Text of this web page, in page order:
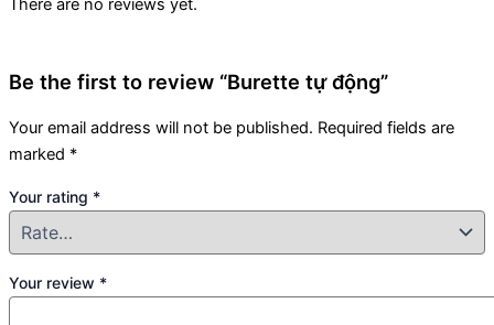
There are no reviews yet.
Be the first to review “Burette tự động”
Your email address will not be published. Required fields are
marked *
Your rating *
Your review *